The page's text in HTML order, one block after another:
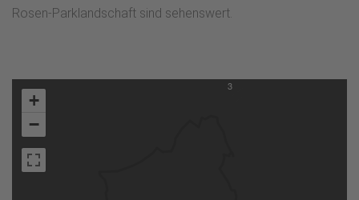
Rosen-Parklandschaft sind sehenswert.
3
+
−